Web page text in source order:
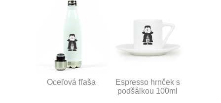
Oceľová fľaša
Espresso hrnček s
podšálkou 100ml